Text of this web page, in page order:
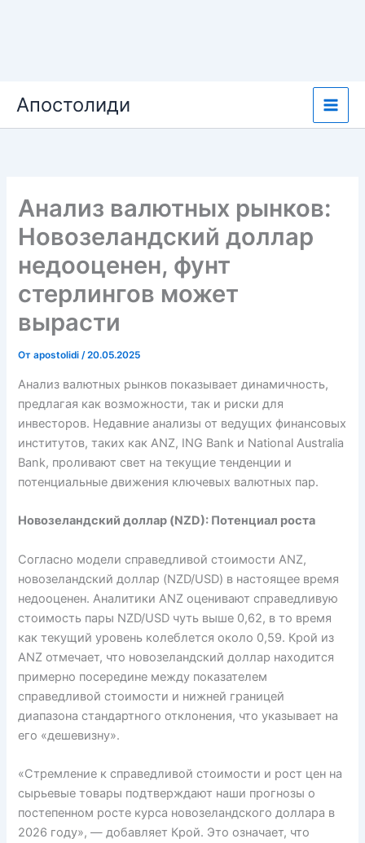
содержимому
Апостолиди
Анализ валютных рынков:
Новозеландский доллар
недооценен, фунт
стерлингов может
вырасти
Отapostolidi/20.05.2025
Анализ валютных рынков показывает динамичность,
предлагая как возможности, так и риски для
инвесторов. Недавние анализы от ведущих финансовых
институтов, таких как ANZ, ING Bank и National Australia
Bank, проливают свет на текущие тенденции и
потенциальные движения ключевых валютных пар.
Новозеландский доллар (NZD): Потенциал роста
Согласно модели справедливой стоимости ANZ,
новозеландский доллар (NZD/USD) в настоящее время
недооценен. Аналитики ANZ оценивают справедливую
стоимость пары NZD/USD чуть выше 0,62, в то время
как текущий уровень колеблется около 0,59. Крой из
ANZ отмечает, что новозеландский доллар находится
примерно посередине между показателем
справедливой стоимости и нижней границей
диапазона стандартного отклонения, что указывает на
его «дешевизну».
«Стремление к справедливой стоимости и рост цен на
сырьевые товары подтверждают наши прогнозы о
постепенном росте курса новозеландского доллара в
2026 году», — добавляет Крой. Это означает, что